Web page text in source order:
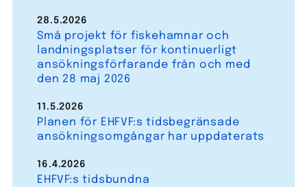
Små projekt för fiskehamnar och
landningsplatser för kontinuerligt
ansökningsförfarande från och med
den 28 maj 2026
28.5.2026
Planen för EHFVF:s tidsbegränsade
ansökningsomgångar har uppdaterats
11.5.2026
EHFVF:s tidsbundna
16.4.2026